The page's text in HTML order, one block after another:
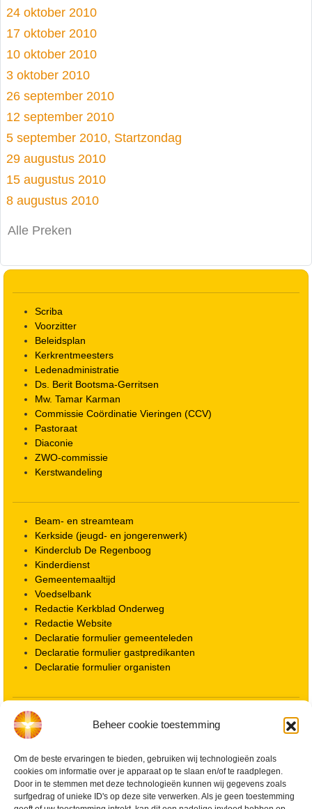
Beheer cookie toestemming
Om de beste ervaringen te bieden, gebruiken wij technologieën zoals
cookies om informatie over je apparaat op te slaan en/of te raadplegen.
Door in te stemmen met deze technologieën kunnen wij gegevens zoals
surfgedrag of unieke ID's op deze site verwerken. Als je geen toestemming
24 oktober 2010
17 oktober 2010
10 oktober 2010
3 oktober 2010
26 september 2010
12 september 2010
5 september 2010, Startzondag
29 augustus 2010
15 augustus 2010
8 augustus 2010
Alle Preken
Scriba
Voorzitter
Beleidsplan
Kerkrentmeesters
Ledenadministratie
Ds. Berit Bootsma-Gerritsen
Mw. Tamar Karman
Commissie Coördinatie Vieringen (CCV)
Pastoraat
Diaconie
ZWO-commissie
Kerstwandeling
Beam- en streamteam
Kerkside (jeugd- en jongerenwerk)
Kinderclub De Regenboog
Kinderdienst
Gemeentemaaltijd
Voedselbank
Redactie Kerkblad Onderweg
Redactie Website
Declaratie formulier gemeenteleden
Declaratie formulier gastpredikanten
Declaratie formulier organisten
Locatie kerk
ANBI informatie PGWD
Vrienden van de Grote Kerk
Info Kerkelijke gebouwen / koster
Redactiestatuut voor kerkblad en website
Beleid Veilige Kerk en gedragscode